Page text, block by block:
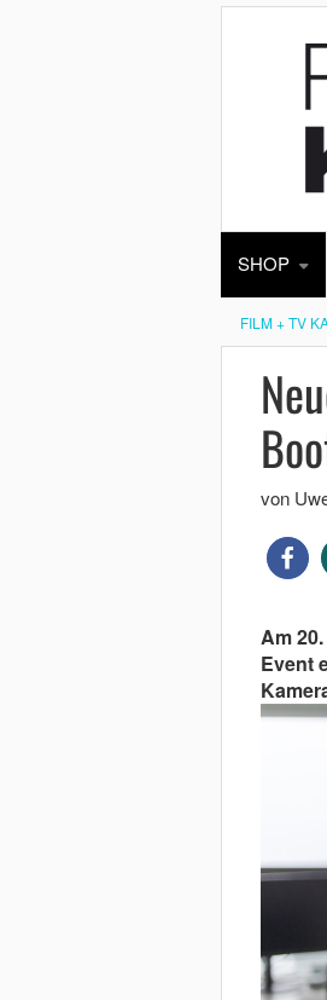
SHOP
FILM + TV
von
Am
Event